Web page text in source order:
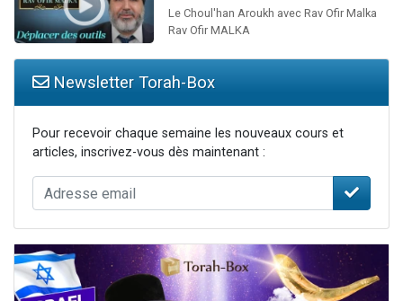
Le Choul'han Aroukh avec Rav Ofir Malka
Rav Ofir MALKA
Newsletter Torah-Box
Pour recevoir chaque semaine les nouveaux cours et
articles, inscrivez-vous dès maintenant :